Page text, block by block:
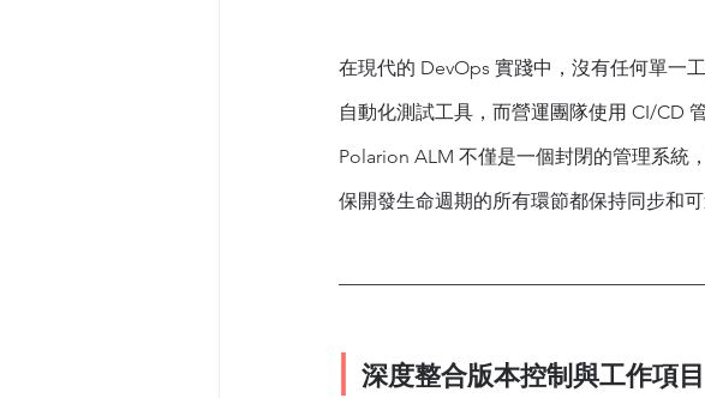
在現代的 DevOps 實踐中，沒有任何單一
自動化測試工具，而營運團隊使用 CI/CD
Polarion ALM 不僅是一個封閉的管理系
保開發生命週期的所有環節都保持同步和可
| 深度整合版本控制與工作項目